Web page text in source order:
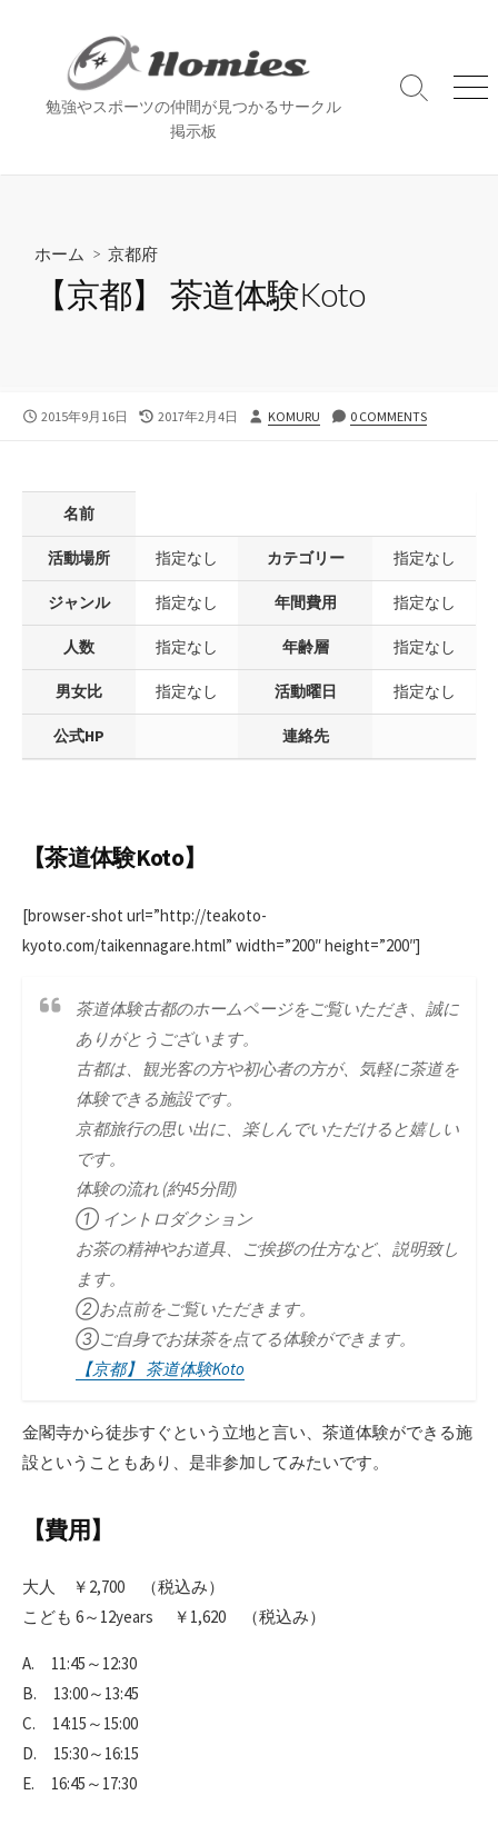
ス
勉強やスポーツの仲間が見つかるサークル
掲示板
検
メ
ホーム > 京都府
【京都】 茶道体験Koto
公
2015年9月16日
最
2017年2月4日
投
KOMURU 0 COMMENTS
名前
活動場所 指定なし カテゴリー 指定なし
ジャンル 指定なし 年間費用 指定なし
人数 指定なし 年齢層 指定なし
男女比 指定なし 活動曜日 指定なし
公式HP 連絡先
【茶道体験Koto】
[browser-shot url=”http://teakoto-
kyoto.com/taikennagare.html” width=”200″ height=”200″]
茶道体験古都のホームページをご覧いただき、誠に
ありがとうございます。
古都は、観光客の方や初心者の方が、気軽に茶道を
体験できる施設です。
京都旅行の思い出に、楽しんでいただけると嬉しい
です。
体験の流れ (約45分間)
① イントロダクション
お茶の精神やお道具、ご挨拶の仕方など、説明致し
ます。
②お点前をご覧いただきます。
③ご自身でお抹茶を点てる体験ができます。
【京都】 茶道体験Koto
金閣寺から徒歩すぐという立地と言い、茶道体験ができる施
設ということもあり、是非参加してみたいです。
【費用】
大人 ￥2,700 （税込み）
こども 6～12years ￥1,620 （税込み）
A. 11:45～12:30
B. 13:00～13:45
C. 14:15～15:00
D. 15:30～16:15
E. 16:45～17:30